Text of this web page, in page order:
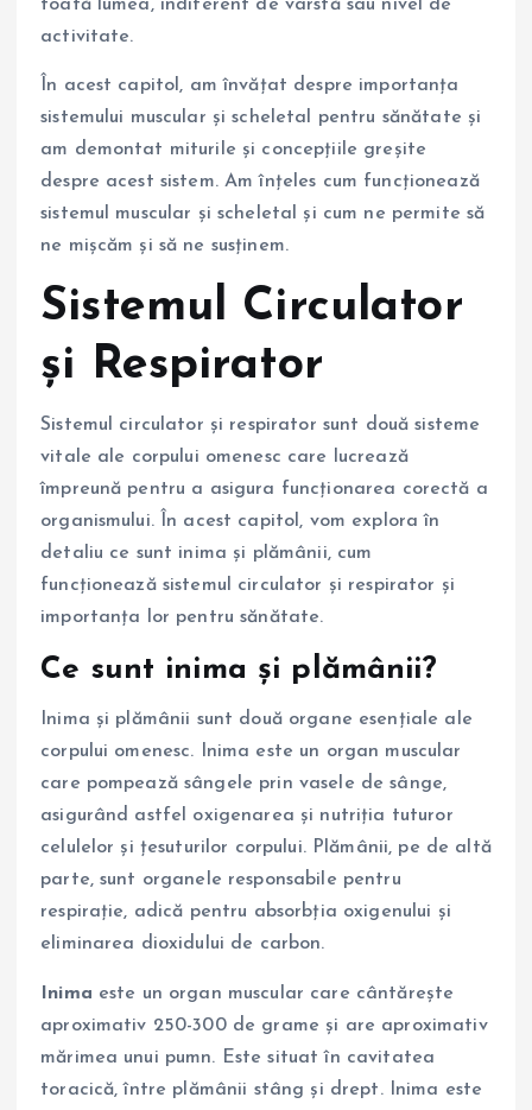
toată lumea, indiferent de vârstă sau nivel de
activitate.
În acest capitol, am învățat despre importanța
sistemului muscular și scheletal pentru sănătate și
am demontat miturile și concepțiile greșite
despre acest sistem. Am înțeles cum funcționează
sistemul muscular și scheletal și cum ne permite să
ne mișcăm și să ne susținem.
Sistemul Circulator
și Respirator
Sistemul circulator și respirator sunt două sisteme
vitale ale corpului omenesc care lucrează
împreună pentru a asigura funcționarea corectă a
organismului. În acest capitol, vom explora în
detaliu ce sunt inima și plămânii, cum
funcționează sistemul circulator și respirator și
importanța lor pentru sănătate.
Ce sunt inima și plămânii?
Inima și plămânii sunt două organe esențiale ale
corpului omenesc. Inima este un organ muscular
care pompează sângele prin vasele de sânge,
asigurând astfel oxigenarea și nutriția tuturor
celulelor și țesuturilor corpului. Plămânii, pe de altă
parte, sunt organele responsabile pentru
respirație, adică pentru absorbția oxigenului și
eliminarea dioxidului de carbon.
Inima este un organ muscular care cântărește
aproximativ 250-300 de grame și are aproximativ
mărimea unui pumn. Este situat în cavitatea
toracică, între plămânii stâng și drept. Inima este